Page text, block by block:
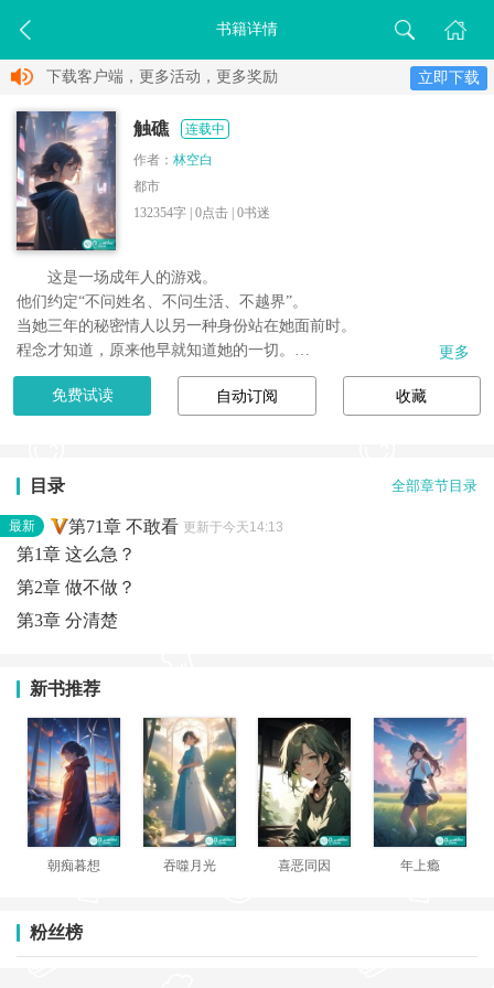
书籍详情
下载客户端，更多活动，更多奖励 立即下载
触礁
连载中
作者： 林空白
都市
132354字 | 0点击 | 0书迷
这是一场成年人的游戏。
他们约定“不问姓名、不问生活、不越界”。
当她三年的秘密情人以另一种身份站在她面前时。
程念才知道，原来他早就知道她的一切。
原来从一开始，规矩就是他设的局。
更多
免费试读 自动订阅 收藏
目录 全部章节目录
最新 第71章 不敢看 更新于今天14:13
第1章 这么急？
第2章 做不做？
第3章 分清楚
新书推荐
朝痴暮想 吞噬月光 喜恶同因 年上瘾
粉丝榜